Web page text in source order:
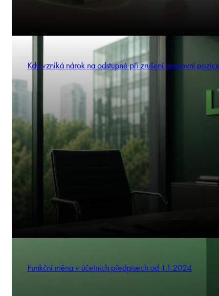
Kdy vzniká nárok na odstupné při zrušení pracovní
Funkční měna v účetních předpisech od 1.1.2024